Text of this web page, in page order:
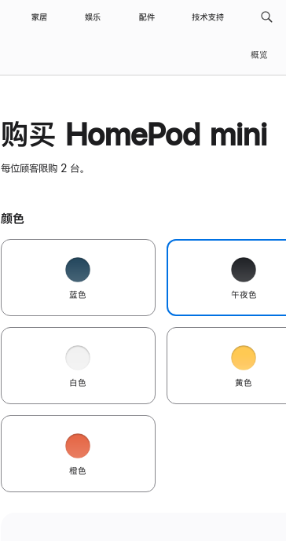
家居 娱乐 配件 技术支持
概览
购买 HomePod mini
每位顾客限购 2 台。
颜色
蓝色 午夜色
白色 黄色
橙色